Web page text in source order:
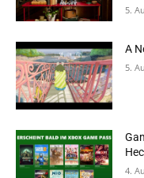
5.
A
5.
4.